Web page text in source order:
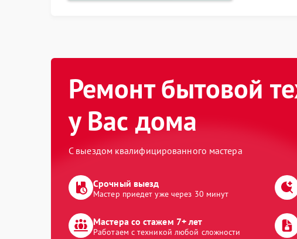
Ремонт бытовой
у Вас дома
С выездом квалифицированного мастера
Срочный выезд
Мастер приедет уже через 30 минут
Мастера со стажем 7+ лет
Работаем с техникой любой сложности